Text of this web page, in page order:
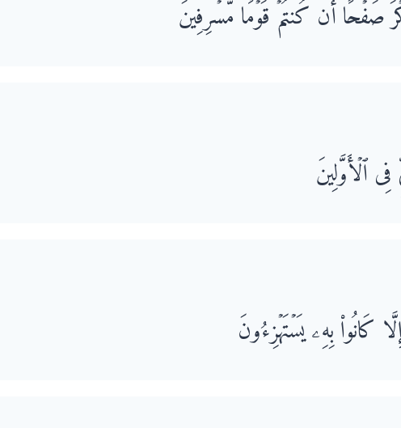
صَفۡحًا أَن كُنتُمۡ قَوۡمࣰا مُّسۡرِفِینَ
ٱلۡأَوَّلِینَ
كَانُوا۟ بِهِۦ یَسۡتَهۡزِءُونَ